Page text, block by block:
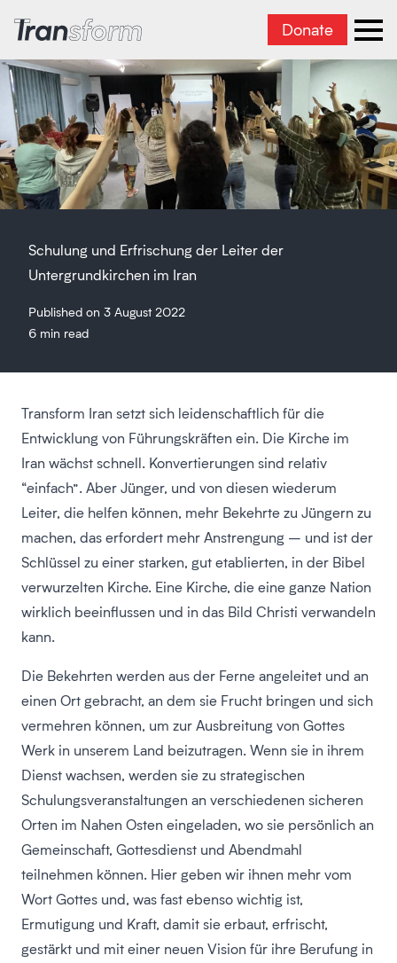
Transform Iran Donate
Schulung und Erfrischung der Leiter der
Untergrundkirchen im Iran
Published on 3 August 2022
6 min read
Transform Iran setzt sich leidenschaftlich für die
Entwicklung von Führungskräften ein. Die Kirche im
Iran wächst schnell. Konvertierungen sind relativ
“einfach”. Aber Jünger, und von diesen wiederum
Leiter, die helfen können, mehr Bekehrte zu Jüngern zu
machen, das erfordert mehr Anstrengung – und ist der
Schlüssel zu einer starken, gut etablierten, in der Bibel
verwurzelten Kirche. Eine Kirche, die eine ganze Nation
wirklich beeinflussen und in das Bild Christi verwandeln
kann.
Die Bekehrten werden aus der Ferne angeleitet und an
einen Ort gebracht, an dem sie Frucht bringen und sich
vermehren können, um zur Ausbreitung von Gottes
Werk in unserem Land beizutragen. Wenn sie in ihrem
Dienst wachsen, werden sie zu strategischen
Schulungsveranstaltungen an verschiedenen sicheren
Orten im Nahen Osten eingeladen, wo sie persönlich an
Gemeinschaft, Gottesdienst und Abendmahl
teilnehmen können. Hier geben wir ihnen mehr vom
Wort Gottes und, was fast ebenso wichtig ist,
Ermutigung und Kraft, damit sie erbaut, erfrischt,
gestärkt und mit einer neuen Vision für ihre Berufung in